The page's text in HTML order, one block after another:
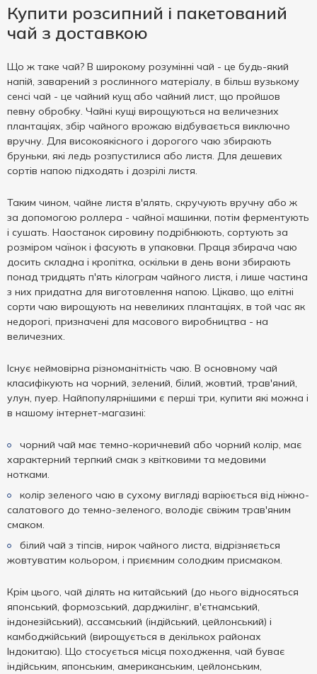
Купити розсипний і пакетований
чай з доставкою
Що ж таке чай? В широкому розумінні чай - це будь-який
напій, заварений з рослинного матеріалу, в більш вузькому
сенсі чай - це чайний кущ або чайний лист, що пройшов
певну обробку. Чайні кущі вирощуються на величезних
плантаціях, збір чайного врожаю відбувається виключно
вручну. Для високоякісного і дорогого чаю збирають
бруньки, які ледь розпустилися або листя. Для дешевих
сортів напою підходять і дозрілі листя.
Таким чином, чайне листя в'ялять, скручують вручну або ж
за допомогою роллера - чайної машинки, потім ферментують
і сушать. Наостанок сировину подрібнюють, сортують за
розміром чаїнок і фасують в упаковки. Праця збирача чаю
досить складна і кропітка, оскільки в день вони збирають
понад тридцять п'ять кілограм чайного листя, і лише частина
з них придатна для виготовлення напою. Цікаво, що елітні
сорти чаю вирощують на невеликих плантаціях, в той час як
недорогі, призначені для масового виробництва - на
величезних.
Існує неймовірна різноманітність чаю. В основному чай
класифікують на чорний, зелений, білий, жовтий, трав'яний,
улун, пуер. Найпопулярнішими є перші три, купити які можна і
в нашому інтернет-магазині:
чорний чай має темно-коричневий або чорний колір, має
характерний терпкий смак з квітковими та медовими
нотками.
колір зеленого чаю в сухому вигляді варіюється від ніжно-
салатового до темно-зеленого, володіє свіжим трав'яним
смаком.
білий чай з тіпсів, нирок чайного листа, відрізняється
жовтуватим кольором, і приємним солодким присмаком.
Крім цього, чай ділять на китайський (до нього відносяться
японський, формозський, дарджилінг, в'єтнамський,
індонезійський), ассамський (індійський, цейлонський) і
камбоджійський (вирощується в декількох районах
Індокитаю). Що стосується місця походження, чай буває
індійським, японським, американським, цейлонським,